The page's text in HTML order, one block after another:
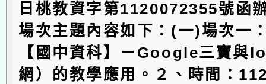
日桃教資字第1120072355號函
場次主題內容如下：(一)場次一
【國中資科】－Google三寶與
網）的教學應用。２、時間：